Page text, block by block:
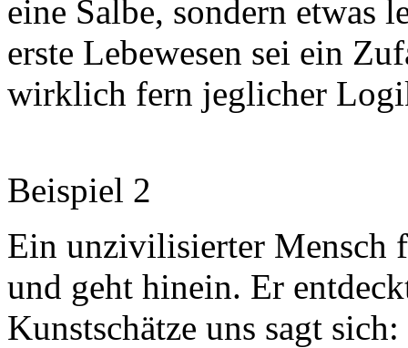
eine Salbe, sondern etwas
erste Lebewesen sei ein
wirklich fern jeglicher
Beispiel 2
Ein unzivilisierter Mensch
und geht hinein. Er
Kunstschätze uns sagt